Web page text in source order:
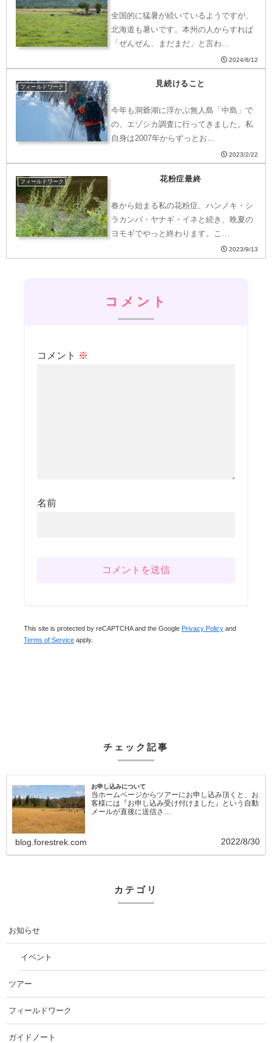
全国的に猛暑が続いているようですが、
北海道も暑いです。本州の人からすれば
「ぜんぜん、まだまだ」と言わ…
2024/8/12
フィールドワーク 見続けること
今年も洞爺湖に浮かぶ無人島「中島」で
の、エゾシカ調査に行ってきました。私
自身は2007年からずっとお…
2023/2/22
フィールドワーク 花粉症最終
春から始まる私の花粉症、ハンノキ・シ
ラカンバ・ヤナギ・イネと続き、晩夏の
ヨモギでやっと終わります。こ…
2023/9/13
コメント
コメント ※
名前
This site is protected by reCAPTCHA and the Google Privacy Policy and
Terms of Service apply.
チェック記事
お申し込みについて
当ホームページからツアーにお申し込み頂くと、お
客様には『お申し込み受け付けました』という自動
メールが直後に送信さ…
blog.forestrek.com 2022/8/30
カテゴリ
お知らせ
イベント
ツアー
フィールドワーク
ガイドノート